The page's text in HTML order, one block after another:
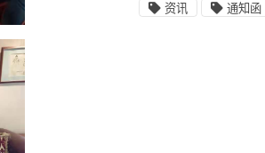
资讯 通知函